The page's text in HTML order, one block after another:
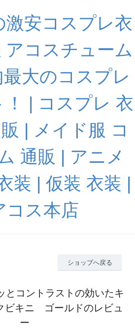
激安コスプレ衣
アコスチューム
大のコスプレ
| コスプレ 衣
| メイド服 コ
通販 | アニメ
装 | 仮装 衣装 |
コス本店
ショップへ戻る
とコントラストの効いたキ
ビキニ ゴールドのレビュ
ー